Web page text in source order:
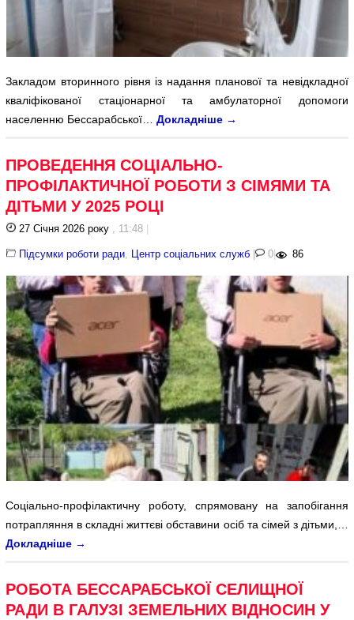
Закладом вторинного рівня із надання планової та невідкладної
кваліфікованої стаціонарної та амбулаторної допомоги
населенню Бессарабської…Докладніше →
ПРОВЕДЕННЯ СОЦІАЛЬНО-
ПРОФІЛАКТИЧНОЇ РОБОТИ З СІМЯМИ ТА
ДІТЬМИ У 2025 РОЦІ
27 Січня 2026 року , 11:48
Підсумки роботи ради, Центр соціальних служб | 0 | 86
Соціально-профілактичну роботу, спрямовану на запобігання
потрапляння в складні життєві обставини осіб та сімей з дітьми,…
Докладніше →
РОБОТА БЕССАРАБСЬКОЇ СЕЛИЩНОЇ
РАДИ В ГАЛУЗІ ЗЕМЕЛЬНИХ ВІДНОСИН У